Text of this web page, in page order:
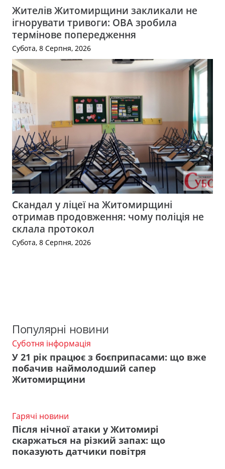
Жителів Житомирщини закликали не
ігнорувати тривоги: ОВА зробила
термінове попередження
Субота, 8 Серпня, 2026
Скандал у ліцеї на Житомирщині
отримав продовження: чому поліція не
склала протокол
Субота, 8 Серпня, 2026
Популярні новини
Суботня інформація
У 21 рік працює з боєприпасами: що вже
побачив наймолодший сапер
Житомирщини
Гарячі новини
Після нічної атаки у Житомирі
скаржаться на різкий запах: що
показують датчики повітря